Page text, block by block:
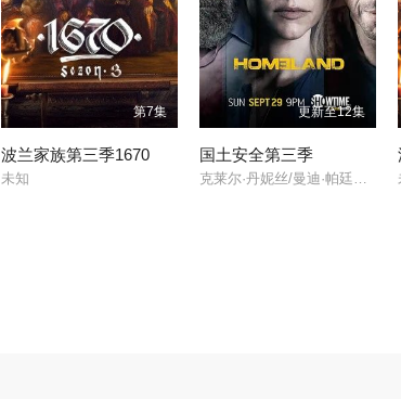
第7集
波兰家族第三季1670
未知
更新至12集
国土安全第三季